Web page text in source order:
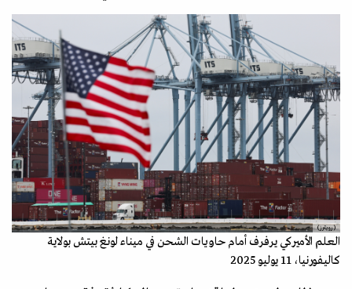
(رويترز)
العلم الأميركي يرفرف أمام حاويات الشحن في ميناء لونغ بيتش بولاية
كاليفورنيا، 11 يوليو 2025